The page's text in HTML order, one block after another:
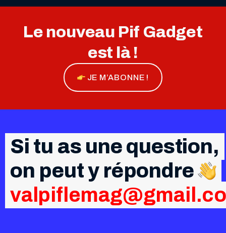
Le nouveau Pif Gadget
est là !
JE M’ABONNE !
Si tu as une question,
on peut y répondre